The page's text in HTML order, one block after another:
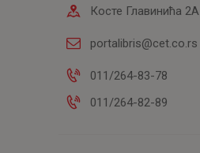
Косте Главинића 2А
portalibris@cet.co.rs
011/264-83-78
011/264-82-89